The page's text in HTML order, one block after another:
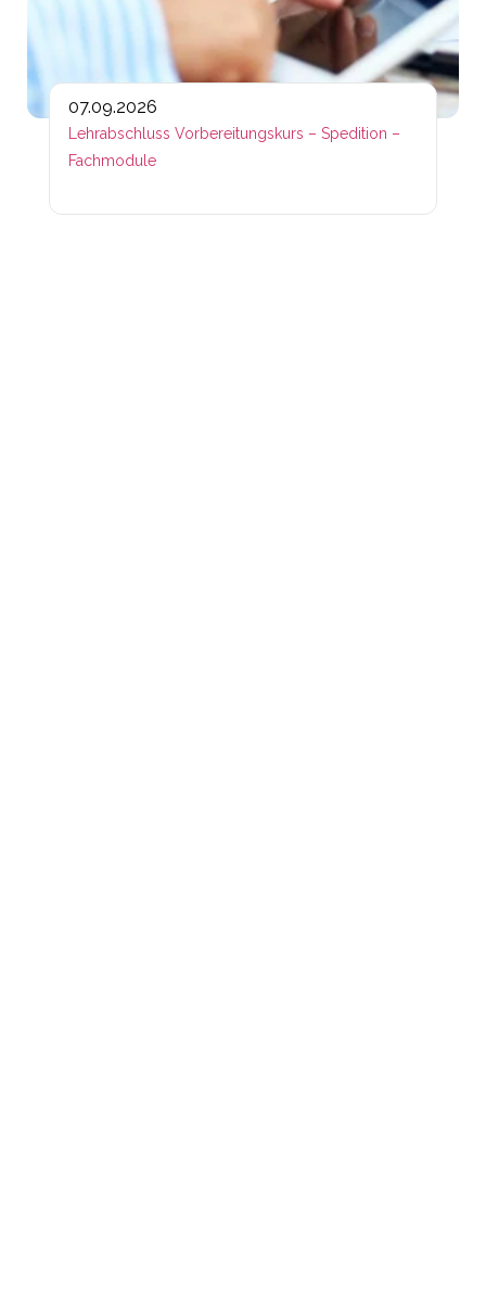
07.09.2026
Lehrabschluss Vorbereitungskurs – Spedition –
Fachmodule